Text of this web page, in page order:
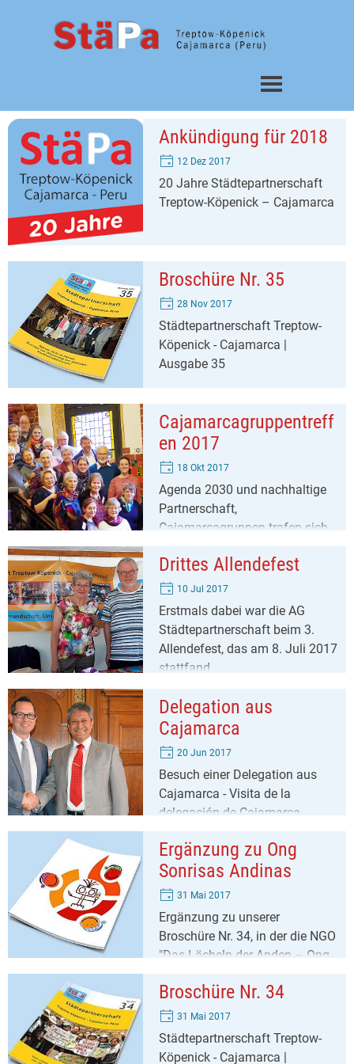
Menü überspringen
Ankündigung für 2018
12 Dez 2017
20 Jahre Städtepartnerschaft
Treptow-Köpenick – Cajamarca
Broschüre Nr. 35
28 Nov 2017
Städtepartnerschaft Treptow-
Köpenick - Cajamarca |
Ausgabe 35
Cajamarcagruppentreff
en 2017
18 Okt 2017
Agenda 2030 und nachhaltige
Partnerschaft,
Cajamarcagruppen trafen sich
Drittes Allendefest
10 Jul 2017
Erstmals dabei war die AG
Städtepartnerschaft beim 3.
Allendefest, das am 8. Juli 2017
stattfand.
Delegation aus
Cajamarca
20 Jun 2017
Besuch einer Delegation aus
Cajamarca - Visita de la
delegación de Cajamarca
Ergänzung zu Ong
Sonrisas Andinas
31 Mai 2017
Ergänzung zu unserer
Broschüre Nr. 34, in der die NGO
"Das Lächeln der Anden – Ong
wird
Broschüre Nr. 34
31 Mai 2017
Städtepartnerschaft Treptow-
Köpenick - Cajamarca |